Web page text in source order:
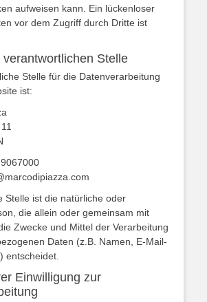
aufweisen kann. Ein lückenloser
vor dem Zugriff durch Dritte ist
verantwortlichen Stelle
Stelle für die Datenverarbeitung
ist:
Stelle ist die natürliche oder
die allein oder gemeinsam mit
Zwecke und Mittel der Verarbeitung
Daten (z.B. Namen, E-Mail-
entscheidet.
Einwilligung zur